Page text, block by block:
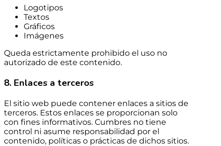
Logotipos
Textos
Gráficos
Imágenes
Queda estrictamente prohibido el uso no
autorizado de este contenido.
8. Enlaces a terceros
El sitio web puede contener enlaces a sitios de
terceros. Estos enlaces se proporcionan solo
con fines informativos. Cumbres no tiene
control ni asume responsabilidad por el
contenido, políticas o prácticas de dichos sitios.